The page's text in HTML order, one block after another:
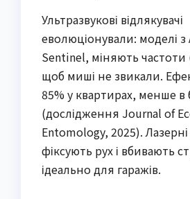
Ультразвукові відлякувачі
еволюціонували: моделі з
Sentinel, міняють частоти
щоб миші не звикали.
85% у квартирах, менше в
(дослідження Journal of
Entomology, 2025).
фіксують рух і вбивають
ідеально для гаражів.